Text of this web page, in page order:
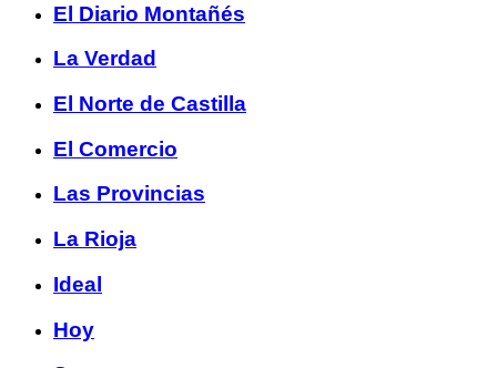
El Diario Montañés
La Verdad
El Norte de Castilla
El Comercio
Las Provincias
La Rioja
Ideal
Hoy